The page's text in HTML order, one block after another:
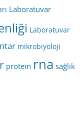
Laboratuvar
Laboratuvar
mikrobiyoloji
protein rna sağlık